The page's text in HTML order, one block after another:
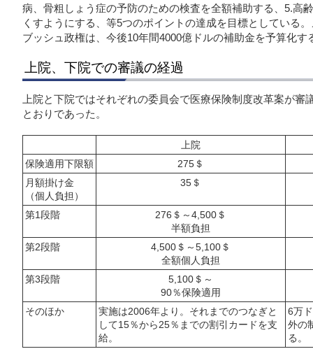
病、骨粗しょう症の予防のための検査を全額補助する、5.高
くすようにする、等5つのポイントの達成を目標としている
ブッシュ政権は、今後10年間4000億ドルの補助金を予算化す
上院、下院での審議の経過
上院と下院ではそれぞれの委員会で医療保険制度改革案が
とおりであった。
上院
保険適用下限額
275＄
月額掛け金
（個人負担）
35＄
第1段階
276＄～4,500＄
半額負担
第2段階
4,500＄～5,100＄
全額個人負担
第3段階
5,100＄～
90％保険適用
そのほか
実施は2006年より。それまでのつなぎと
して15％から25％までの割引カードを支
給。
6万
外の
る。